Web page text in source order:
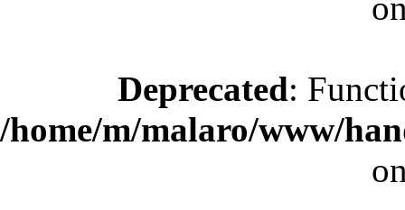
Deprecated:
/home/m/malaro/www/